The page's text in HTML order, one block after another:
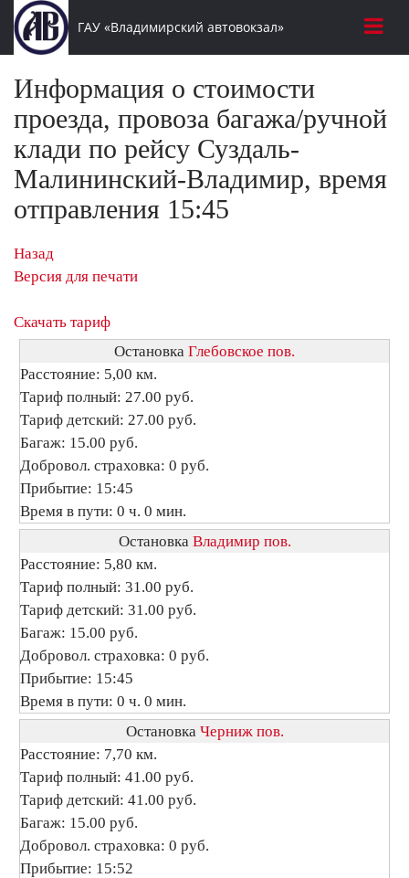
ГАУ «Владимирский автовокзал»
Информация о стоимости
проезда, провоза багажа/ручной
клади по рейсу Суздаль-
Малининский-Владимир, время
отправления 15:45
Назад
Версия для печати
Скачать тариф
Остановка Глебовское пов.
Расстояние: 5,00 км.
Тариф полный: 27.00 руб.
Тариф детский: 27.00 руб.
Багаж: 15.00 руб.
Добровол. страховка: 0 руб.
Прибытие: 15:45
Время в пути: 0 ч. 0 мин.
Остановка Владимир пов.
Расстояние: 5,80 км.
Тариф полный: 31.00 руб.
Тариф детский: 31.00 руб.
Багаж: 15.00 руб.
Добровол. страховка: 0 руб.
Прибытие: 15:45
Время в пути: 0 ч. 0 мин.
Остановка Черниж пов.
Расстояние: 7,70 км.
Тариф полный: 41.00 руб.
Тариф детский: 41.00 руб.
Багаж: 15.00 руб.
Добровол. страховка: 0 руб.
Прибытие: 15:52